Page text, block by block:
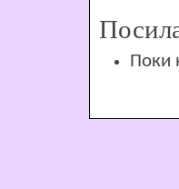
Поки